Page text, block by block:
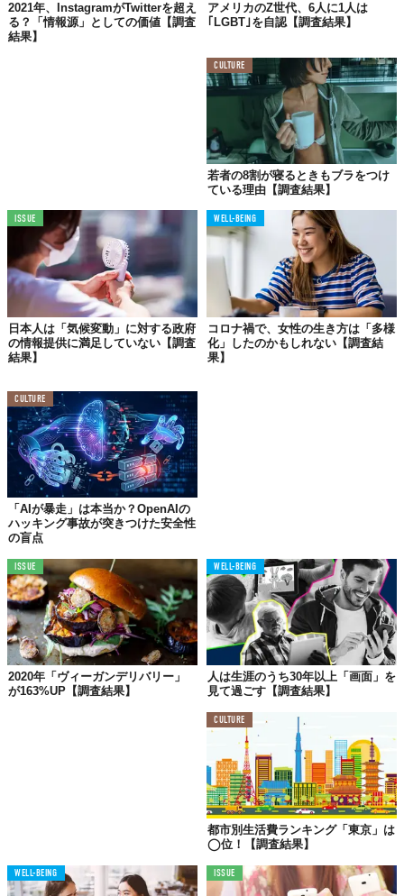
言わずもがな、音声アシスタントは医者なわけじゃない。それで
も、カラダに不安を覚えたとき手っ取り早く調べたい気持ちもわ
知り得た情報からいかにそれを精査するか、そこは使い手の技量
が問われるところ。これもまた、当たり前のことではあるが。
Are Voice Assistants a Reliable Source of Health Information?
Top image: ©beeboys/Shutterstock.com
TABI LABO
この世界は、もっと広いはずだ。
2021年、InstagramがTwitterを超え
る？「情報源」としての価値【調査
結果】
アメリカのZ世代、6人に1人は
｢LGBT｣を自認【調査結果】
CULTURE
若者の8割が寝るときもブラをつけ
ている理由【調査結果】
ISSUE
日本人は「気候変動」に対する政府
の情報提供に満足していない【調査
結果】
WELL-BEING
コロナ禍で、女性の生き方は「多様
化」したのかもしれない【調査結
果】
CULTURE
「AIが暴走」は本当か？OpenAIの
ハッキング事故が突きつけた安全性
の盲点
ISSUE
2020年「ヴィーガンデリバリー」
が163%UP【調査結果】
WELL-BEING
人は生涯のうち30年以上「画面」を
見て過ごす【調査結果】
CULTURE
都市別生活費ランキング「東京」は
◯位！【調査結果】
WELL-BEING ISSUE